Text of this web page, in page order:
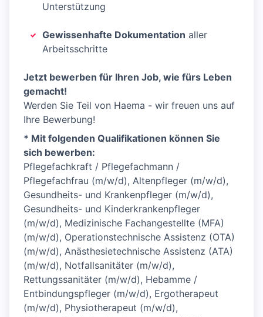
Unterstützung
Gewissenhafte Dokumentation aller
Arbeitsschritte
Jetzt bewerben für Ihren Job, wie fürs Leben
gemacht!
Werden Sie Teil von Haema - wir freuen uns auf
Ihre Bewerbung!
* Mit folgenden Qualifikationen können Sie
sich bewerben:
Pflegefachkraft / Pflegefachmann /
Pflegefachfrau (m/w/d), Altenpfleger (m/w/d),
Gesundheits- und Krankenpfleger (m/w/d),
Gesundheits- und Kinderkrankenpfleger
(m/w/d), Medizinische Fachangestellte (MFA)
(m/w/d), Operationstechnische Assistenz (OTA)
(m/w/d), Anästhesietechnische Assistenz (ATA)
(m/w/d), Notfallsanitäter (m/w/d),
Rettungssanitäter (m/w/d), Hebamme /
Entbindungspfleger (m/w/d), Ergotherapeut
(m/w/d), Physiotherapeut (m/w/d),